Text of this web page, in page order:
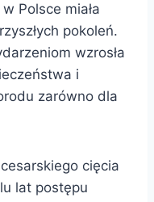
Polsce miała
pokoleń.
wzrosła
i
zarówno dla
cięcia
lat postępu